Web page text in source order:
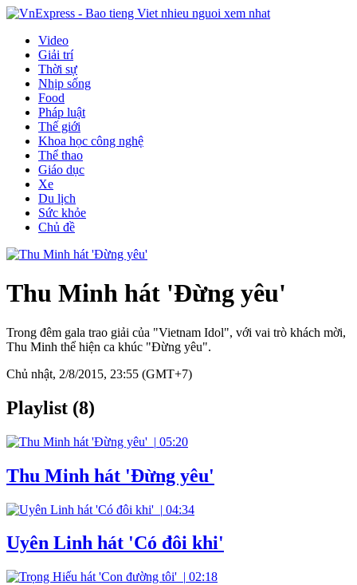
Video
Giải trí
Thời sự
Nhịp sống
Food
Pháp luật
Thế giới
Khoa học công nghệ
Thể thao
Giáo dục
Xe
Du lịch
Sức khỏe
Chủ đề
Thu Minh hát 'Đừng yêu'
Trong đêm gala trao giải của "Vietnam Idol", với vai trò khách mời,
Thu Minh thể hiện ca khúc "Đừng yêu".
Chủ nhật, 2/8/2015, 23:55 (GMT+7)
Playlist (8)
| 05:20
Thu Minh hát 'Đừng yêu'
| 04:34
Uyên Linh hát 'Có đôi khi'
| 02:18